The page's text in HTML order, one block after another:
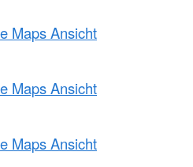
Maps Ansicht
Maps Ansicht
Maps Ansicht